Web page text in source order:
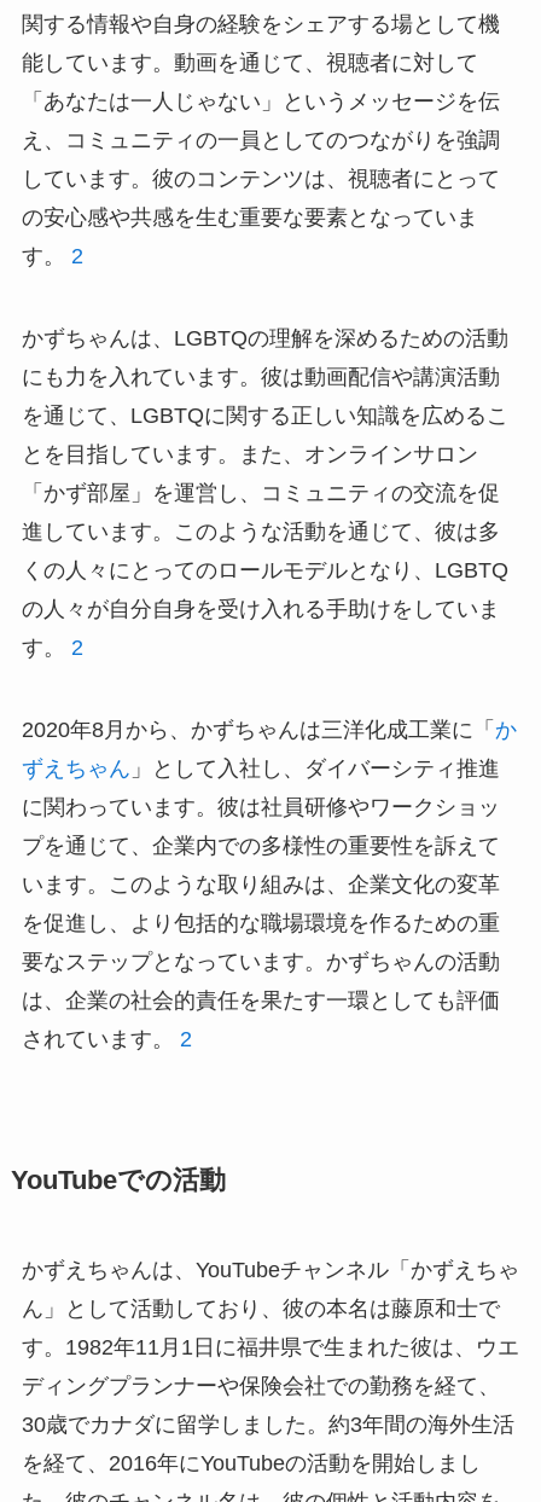
関する情報や自身の経験をシェアする場として機
能しています。動画を通じて、視聴者に対して
「あなたは一人じゃない」というメッセージを伝
え、コミュニティの一員としてのつながりを強調
しています。彼のコンテンツは、視聴者にとって
の安心感や共感を生む重要な要素となっていま
す。 2
かずちゃんは、LGBTQの理解を深めるための活動
にも力を入れています。彼は動画配信や講演活動
を通じて、LGBTQに関する正しい知識を広めるこ
とを目指しています。また、オンラインサロン
「かず部屋」を運営し、コミュニティの交流を促
進しています。このような活動を通じて、彼は多
くの人々にとってのロールモデルとなり、LGBTQ
の人々が自分自身を受け入れる手助けをしていま
す。 2
2020年8月から、かずちゃんは三洋化成工業に「 か
ずえちゃん 」として入社し、ダイバーシティ推進
に関わっています。彼は社員研修やワークショッ
プを通じて、企業内での多様性の重要性を訴えて
います。このような取り組みは、企業文化の変革
を促進し、より包括的な職場環境を作るための重
要なステップとなっています。かずちゃんの活動
は、企業の社会的責任を果たす一環としても評価
されています。 2
YouTubeでの活動
かずえちゃんは、YouTubeチャンネル「かずえちゃ
ん」として活動しており、彼の本名は藤原和士で
す。1982年11月1日に福井県で生まれた彼は、ウエ
ディングプランナーや保険会社での勤務を経て、
30歳でカナダに留学しました。約3年間の海外生活
を経て、2016年にYouTubeの活動を開始しまし